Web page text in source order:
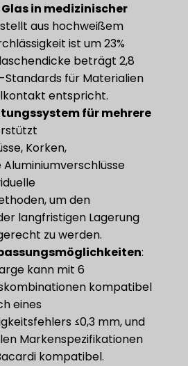
in medizinischer
aus hochweißem
ist um 23%
beträgt 2,8
Standards für Materialien
entspricht.
für mehrere
Korken,
um den
langfristigen Lagerung
zu werden.
​:
kann mit 6
kompatibel
eines
≤0,3 mm, und
Markenspezifikationen
kompatibel.